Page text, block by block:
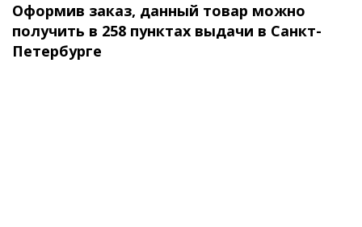
1 390 ₽
2 420 ₽
Оформив заказ, данный товар можно
получить в 258 пунктах выдачи в Санкт-
Петербурге